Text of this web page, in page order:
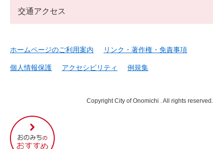
尾
道
市
交通アクセス
ホームページのご利用案内 リンク・著作権・免責事項
個人情報保護 アクセシビリティ 例規集
Copyright City of Onomichi . All rights reserved.